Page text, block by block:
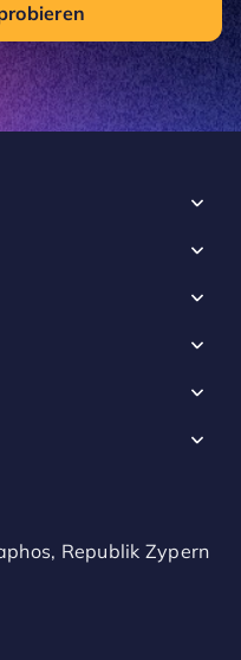
Republik Zypern